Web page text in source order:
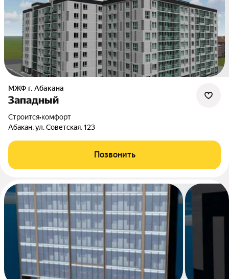
МЖФ г. Абакана
Западный
Строится•комфорт
Абакан, ул. Советская, 123
Позвонить